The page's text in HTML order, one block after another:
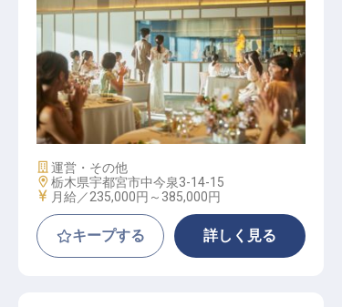
調理スタッフ
施設業態
運営・その他
勤務地
栃木県宇都宮市中今泉3-14-15
給与
月給／235,000円～ 385,000円
キープする 詳しく見る